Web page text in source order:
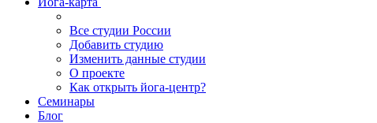
Все студии России
Добавить студию
Изменить данные студии
О проекте
Как открыть йога-центр?
Семинары
Блог